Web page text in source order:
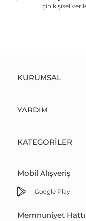
temizleyiniz.
önce tozdan
Temizlerken
Otomobil cam
Zararlı güneş
ve gece araç
sportif faaliyetler
Aşırı terleme ve
etkisine karşı
için kişisel
KURUMSAL
YARDIM
KATEGORILER
Mobil Alışveriş
Google Play
Memnuniyet Hattı